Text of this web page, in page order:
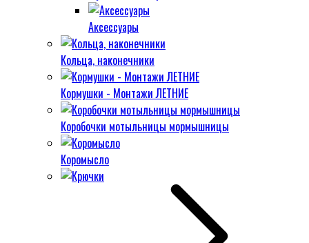
Аксессуары
Кольца, наконечники
Кормушки - Монтажи ЛЕТНИЕ
Коробочки мотыльницы мормышницы
Коромысло